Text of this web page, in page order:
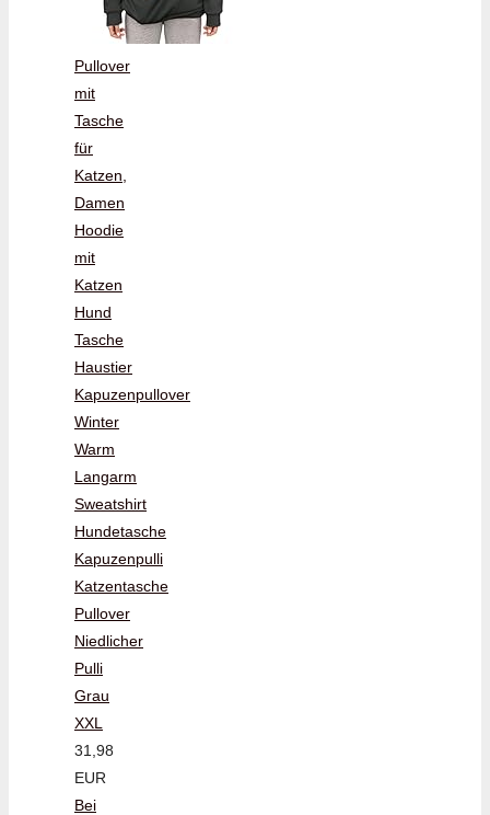
Pullover
mit
Tasche
für
Katzen,
Damen
Hoodie
mit
Katzen
Hund
Tasche
Haustier
Kapuzenpullover
Winter
Warm
Langarm
Sweatshirt
Hundetasche
Kapuzenpulli
Katzentasche
Pullover
Niedlicher
Pulli
Grau
XXL
31,98
EUR
Bei